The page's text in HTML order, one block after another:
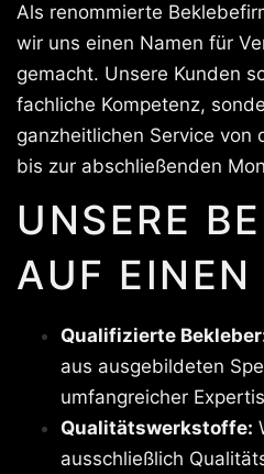
Als renommierte
wir uns einen Namen für
gemacht. Unsere Kunden
fachliche Kompetenz,
ganzheitlichen Service von
bis zur abschließenden
UNSERE
AUF EINEN
Qualifizierte
aus ausgebildeten
umfangreicher
Qualitätswerkstoffe:
ausschließlich